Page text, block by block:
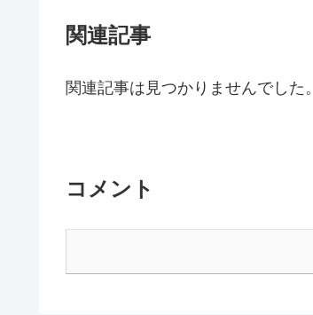
関連記事
関連記事は見つかりませんでした。
コメント